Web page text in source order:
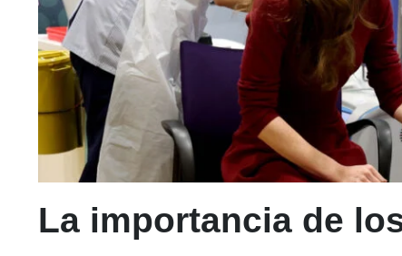
La importancia de